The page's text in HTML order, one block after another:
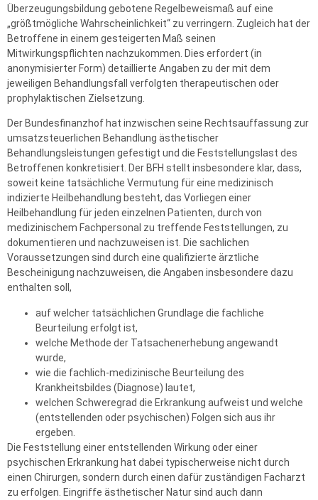
Überzeugungsbildung gebotene Regelbeweismaß auf eine
„größtmögliche Wahrscheinlichkeit“ zu verringern. Zugleich hat der
Betroffene in einem gesteigerten Maß seinen
Mitwirkungspflichten nachzukommen. Dies erfordert (in
anonymisierter Form) detaillierte Angaben zu der mit dem
jeweiligen Behandlungsfall verfolgten therapeutischen oder
prophylaktischen Zielsetzung.
Der Bundesfinanzhof hat inzwischen seine Rechtsauffassung zur
umsatzsteuerlichen Behandlung ästhetischer
Behandlungsleistungen gefestigt und die Feststellungslast des
Betroffenen konkretisiert. Der BFH stellt insbesondere klar, dass,
soweit keine tatsächliche Vermutung für eine medizinisch
indizierte Heilbehandlung besteht, das Vorliegen einer
Heilbehandlung für jeden einzelnen Patienten, durch von
medizinischem Fachpersonal zu treffende Feststellungen, zu
dokumentieren und nachzuweisen ist. Die sachlichen
Voraussetzungen sind durch eine qualifizierte ärztliche
Bescheinigung nachzuweisen, die Angaben insbesondere dazu
enthalten soll,
auf welcher tatsächlichen Grundlage die fachliche
Beurteilung erfolgt ist,
welche Methode der Tatsachenerhebung angewandt
wurde,
wie die fachlich-medizinische Beurteilung des
Krankheitsbildes (Diagnose) lautet,
welchen Schweregrad die Erkrankung aufweist und welche
(entstellenden oder psychischen) Folgen sich aus ihr
ergeben.
Die Feststellung einer entstellenden Wirkung oder einer
psychischen Erkrankung hat dabei typischerweise nicht durch
einen Chirurgen, sondern durch einen dafür zuständigen Facharzt
zu erfolgen. Eingriffe ästhetischer Natur sind auch dann